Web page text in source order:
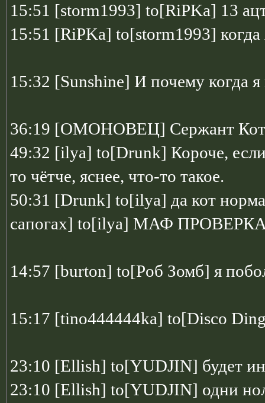
15:51 [storm1993] to[RiPKa] 13
15:51 [RiPKa] to[storm1993] когда
15:32 [Sunshine] И почему когда
36:19 [ОМОНОВЕЦ] Сержант Кот
49:32 [ilya] to[Drunk] Короче,
то чётче, яснее, что-то такое.
50:31 [Drunk] to[ilya] да кот
сапогах] to[ilya] МАФ
14:57 [burton] to[Pоб Зомб] я
15:17 [tino444444ka] to[Disco
23:10 [Ellish] to[YUDJIN] будет
23:10 [Ellish] to[YUDJIN] одни